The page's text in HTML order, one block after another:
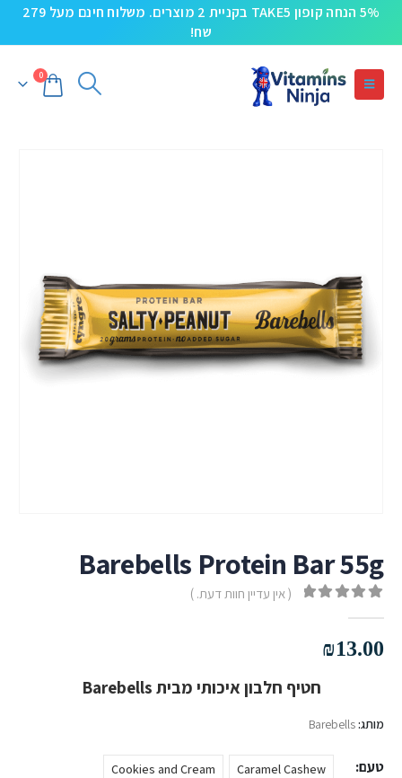
5% הנחה קופון TAKE5 בקניית 2 מוצרים. משלוח חינם מעל 279
שח!
0
Barebells Protein Bar 55g
( אין עדיין חוות דעת. )
₪13.00
חטיף חלבון איכותי מבית Barebells
מותג:Barebells
טעם Caramel Cashew
Cookies and Cream